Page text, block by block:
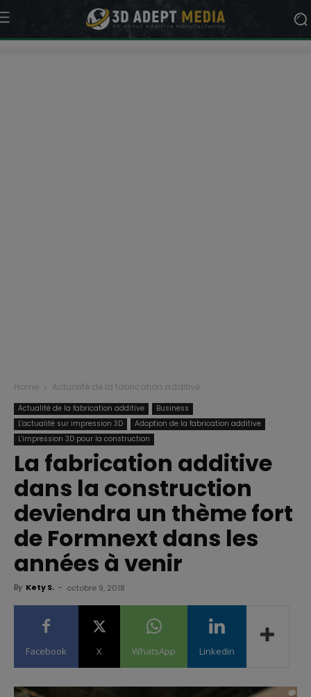
Home Actualité de la fabrication additive
Actualité de la fabrication additive
Business
L'actualité sur impression 3D
Adoption de la fabrication additive
L'impression 3D pour la construction
La fabrication additive
dans la construction
deviendra un thème fort
de Formnext dans les
années à venir
By Kety S. - octobre 9, 2018
Facebook X WhatsApp Linkedin